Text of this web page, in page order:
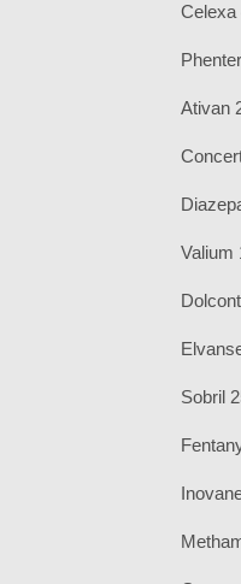
Celexa
Ativan
Valium
Sobril